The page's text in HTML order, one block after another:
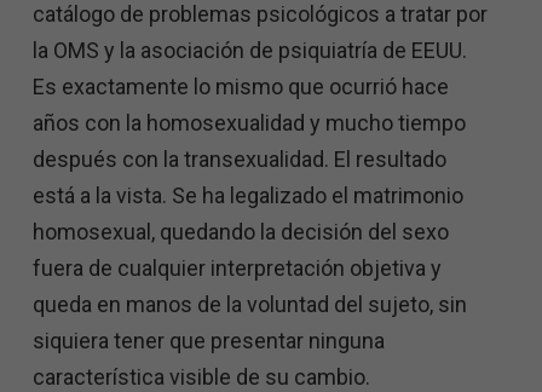
catálogo de problemas psicológicos a tratar por
la OMS y la asociación de psiquiatría de EEUU.
Es exactamente lo mismo que ocurrió hace
años con la homosexualidad y mucho tiempo
después con la transexualidad. El resultado
está a la vista. Se ha legalizado el matrimonio
homosexual, quedando la decisión del sexo
fuera de cualquier interpretación objetiva y
queda en manos de la voluntad del sujeto, sin
siquiera tener que presentar ninguna
característica visible de su cambio.